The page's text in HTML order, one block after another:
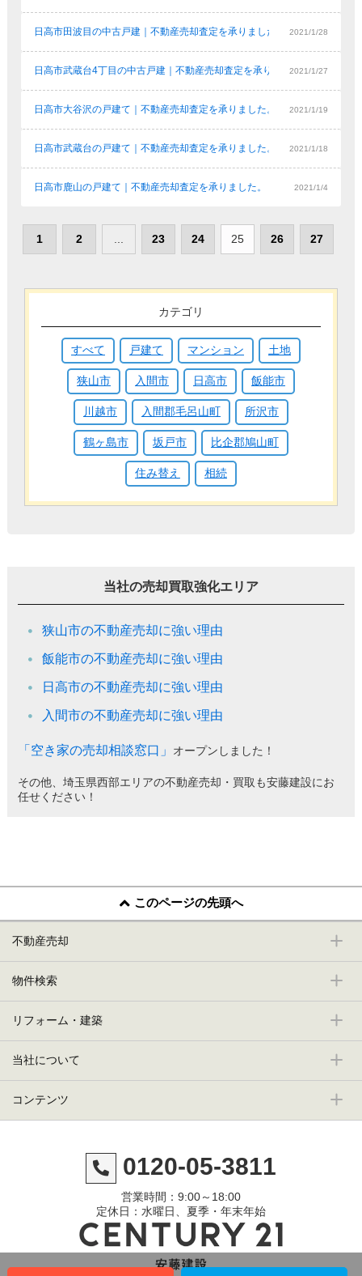
日高市田波目の中古戸建｜不動産売却査定を承りました。 2021/1/28
日高市武蔵台4丁目の中古戸建｜不動産売却査定を承りました。
2021/1/27
日高市大谷沢の戸建て｜不動産売却査定を承りました。 2021/1/19
日高市武蔵台の戸建て｜不動産売却査定を承りました。 2021/1/18
日高市鹿山の戸建て｜不動産売却査定を承りました。 2021/1/4
1 2 23 24 25 26 27
カテゴリ
すべて 戸建て マンション 土地
狭山市 入間市 日高市 飯能市
川越市 入間郡毛呂山町 所沢市
鶴ヶ島市 坂戸市 比企郡鳩山町
住み替え 相続
当社の売却買取強化エリア
狭山市の不動産売却に強い理由
飯能市の不動産売却に強い理由
日高市の不動産売却に強い理由
入間市の不動産売却に強い理由
「空き家の売却相談窓口」 オープンしました！
その他、埼玉県西部エリアの不動産売却・買取も安藤建設にお
任せください！
このページの先頭へ
不動産売却
物件検索
リフォーム・建築
当社について
コンテンツ
0120-05-3811
営業時間：9:00～18:00
定休日：水曜日、夏季・年末年始